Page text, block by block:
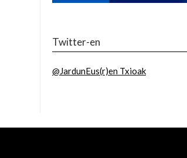
Twitter-en
@JardunEus(r)en Txioak